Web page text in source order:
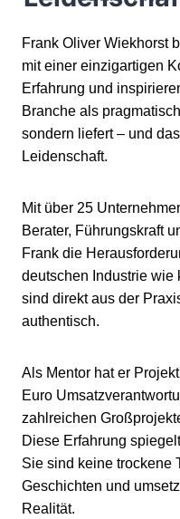
Frank Oliver Wiekhorst
mit einer einzigartigen
Erfahrung und
Branche als
sondern liefert – und
Leidenschaft.
Mit über 25
Berater, Führungskraft
Frank die
deutschen Industrie
sind direkt aus der
authentisch.
Als Mentor hat er
Euro
zahlreichen
Diese Erfahrung
Sie sind keine trockene
Geschichten und
Realität.